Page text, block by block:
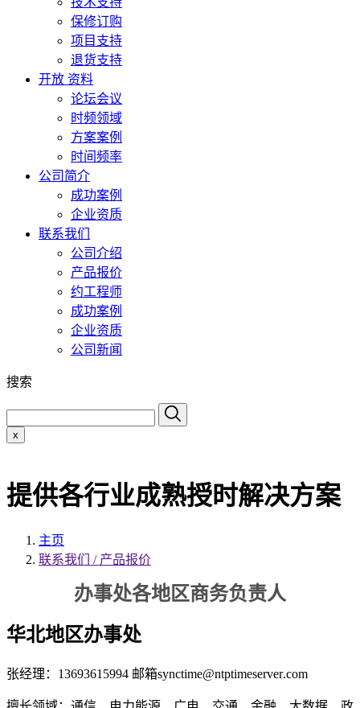
保修订购
项目支持
退货支持
开放 资料
论坛会议
时频领域
方案案例
时间频率
公司简介
成功案例
企业资质
联系我们
公司介绍
产品报价
约工程师
成功案例
企业资质
公司新闻
搜索
x
提供各行业成熟授时解决方案
主页
联系我们 / 产品报价
办事处各地区商务负责人
华北地区办事处
张经理：13693615994 邮箱synctime@ntptimeserver.com